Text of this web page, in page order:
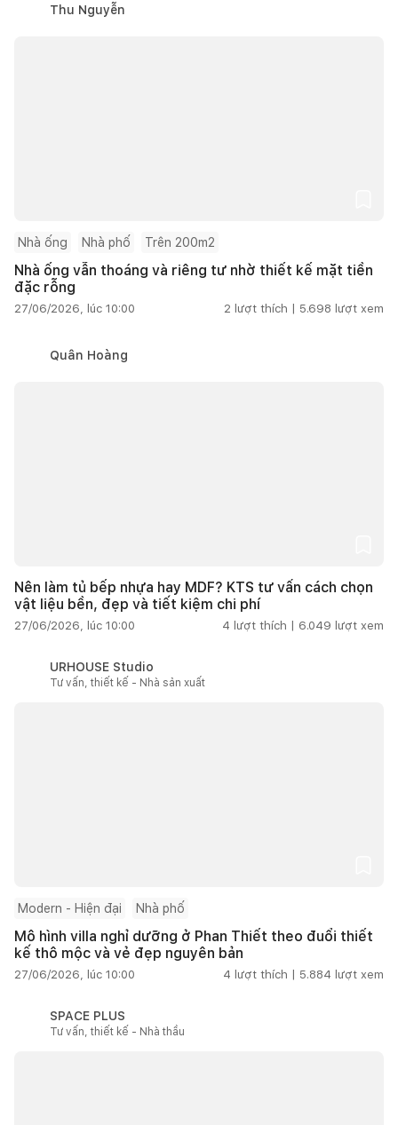
Thu Nguyễn
Nhà ống Nhà phố Trên 200m2
Nhà ống vẫn thoáng và riêng tư nhờ thiết kế mặt tiền
đặc rỗng
27/06/2026, lúc 10:00 2 lượt thích | 5.698 lượt xem
Quân Hoàng
Nên làm tủ bếp nhựa hay MDF? KTS tư vấn cách chọn
vật liệu bền, đẹp và tiết kiệm chi phí
27/06/2026, lúc 10:00 4 lượt thích | 6.049 lượt xem
URHOUSE Studio
Tư vấn, thiết kế - Nhà sản xuất
Modern - Hiện đại Nhà phố
Mô hình villa nghỉ dưỡng ở Phan Thiết theo đuổi thiết
kế thô mộc và vẻ đẹp nguyên bản
27/06/2026, lúc 10:00 4 lượt thích | 5.884 lượt xem
SPACE PLUS
Tư vấn, thiết kế - Nhà thầu